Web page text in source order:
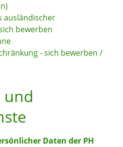
ausländischer
bewerben
- sich bewerben /
und
Daten der PH